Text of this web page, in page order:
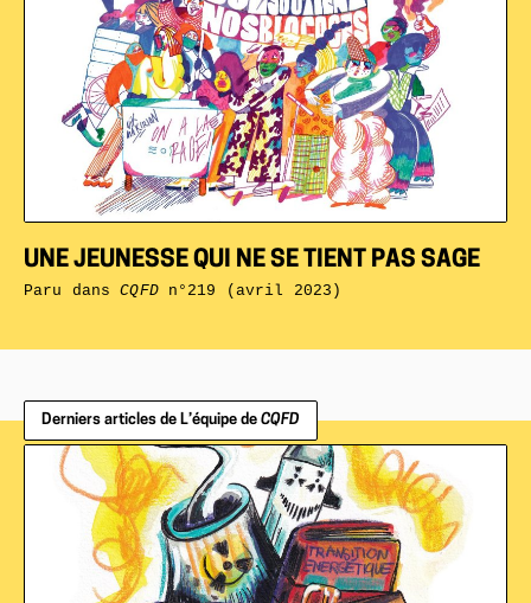
UNE JEUNESSE QUI NE SE TIENT PAS SAGE
Paru dansCQFDn°219 (avril 2023)
Derniers articles de L’équipe de CQFD